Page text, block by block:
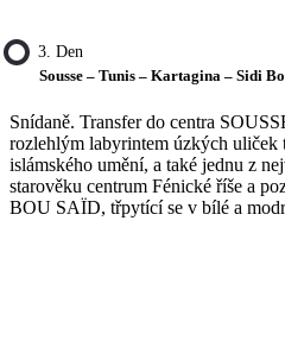
3. Den
Sousse – Tunis – Kartagina – Sidi
Snídaně. Transfer do centra
rozlehlým labyrintem úzkých uliček
islámského umění, a také jednu z
starověku centrum Fénické říše a
BOU SAÏD, třpytící se v bílé a